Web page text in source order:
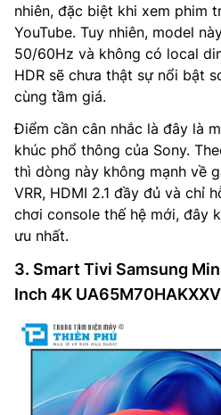
nhiên, đặc biệt khi xem phim
YouTube. Tuy nhiên, model
50/60Hz và không có local
HDR sẽ chưa thật sự nổi bật
cùng tầm giá.
Điểm cần cân nhắc là đây là
khúc phổ thông của Sony.
thì dòng này không mạnh về
VRR, HDMI 2.1 đầy đủ và chỉ
chơi console thế hệ mới, đây
ưu nhất.
3. Smart Tivi Samsung
Inch 4K UA65M70HAKXXV